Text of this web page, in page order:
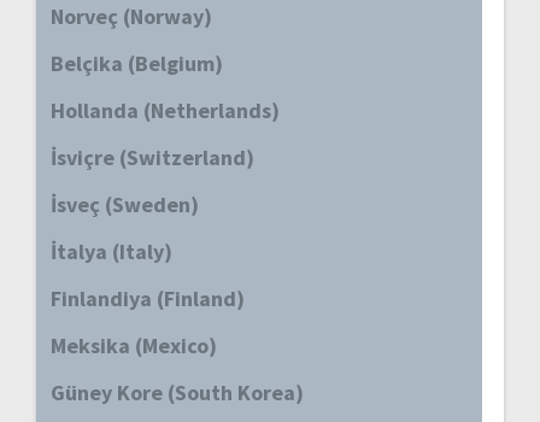
Norveç (Norway)
Belçika (Belgium)
Hollanda (Netherlands)
İsviçre (Switzerland)
İsveç (Sweden)
İtalya (Italy)
Finlandiya (Finland)
Meksika (Mexico)
Güney Kore (South Korea)